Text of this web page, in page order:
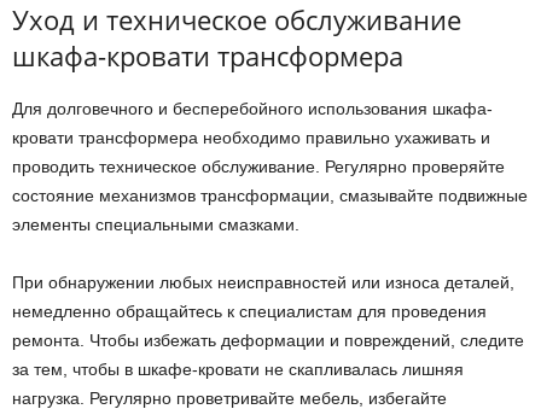
Уход и техническое обслуживание
шкафа-кровати трансформера
Для долговечного и бесперебойного использования шкафа-
кровати трансформера необходимо правильно ухаживать и
проводить техническое обслуживание. Регулярно проверяйте
состояние механизмов трансформации, смазывайте подвижные
элементы специальными смазками.
При обнаружении любых неисправностей или износа деталей,
немедленно обращайтесь к специалистам для проведения
ремонта. Чтобы избежать деформации и повреждений, следите
за тем, чтобы в шкафе-кровати не скапливалась лишняя
нагрузка. Регулярно проветривайте мебель, избегайте